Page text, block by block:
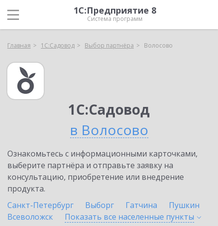
1С:Предприятие 8
Система программ
Главная 1С:Садовод Выбор партнёра Волосово
1С:Садовод
в Волосово
Ознакомьтесь с информационными карточками,
выберите партнёра и отправьте заявку на
консультацию, приобретение или внедрение
продукта.
Санкт-Петербург
Выборг Гатчина
Пушкин
Всеволожск
Показать все населенные пункты